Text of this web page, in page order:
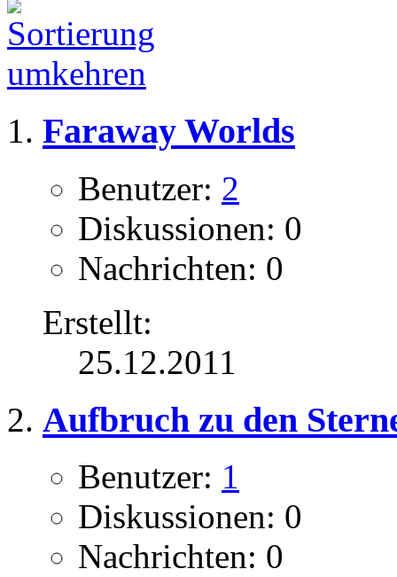
Faraway Worlds
Benutzer: 2
Diskussionen: 0
Nachrichten: 0
Erstellt:
25.12.2011
Aufbruch zu den
Benutzer: 1
Diskussionen: 0
Nachrichten: 0